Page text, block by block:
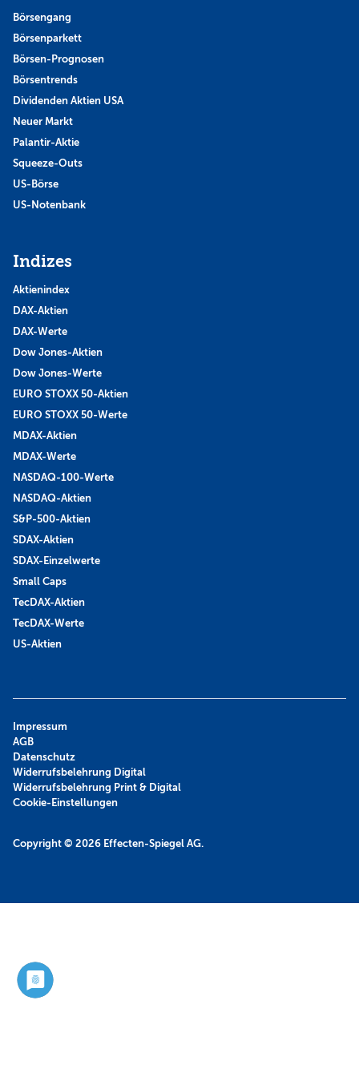
Börsengang
Börsenparkett
Börsen-Prognosen
Börsentrends
Dividenden Aktien USA
Neuer Markt
Palantir-Aktie
Squeeze-Outs
US-Börse
US-Notenbank
Indizes
Aktienindex
DAX-Aktien
DAX-Werte
Dow Jones-Aktien
Dow Jones-Werte
EURO STOXX 50-Aktien
EURO STOXX 50-Werte
MDAX-Aktien
MDAX-Werte
NASDAQ-100-Werte
NASDAQ-Aktien
S&P-500-Aktien
SDAX-Aktien
SDAX-Einzelwerte
Small Caps
TecDAX-Aktien
TecDAX-Werte
US-Aktien
Copyright © 2026 Effecten-Spiegel AG.
Impressum
AGB
Datenschutz
Widerrufsbelehrung Digital
Widerrufsbelehrung Print & Digital
Cookie-Einstellungen